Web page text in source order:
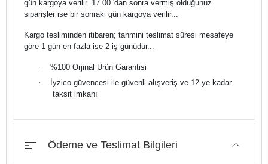
gün kargoya verilir. 17.00 'dan sonra vermiş olduğunuz
siparişler ise bir sonraki gün kargoya verilir...
Kargo tesliminden itibaren; tahmini teslimat süresi mesafeye
göre 1 gün en fazla ise 2 iş günüdür...
·
%100 Orjinal Ürün Garantisi
·
İyzico güvencesi ile güvenli alışveriş ve 12 ye kadar
taksit imkanı
Ödeme ve Teslimat Bilgileri